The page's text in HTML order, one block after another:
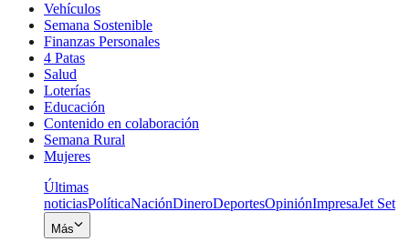
Vehículos
Semana Sostenible
Finanzas Personales
4 Patas
Salud
Loterías
Educación
Contenido en colaboración
Semana Rural
Mujeres
Últimas
noticiasPolíticaNaciónDineroDeportesOpiniónImpresaJet Set
Más